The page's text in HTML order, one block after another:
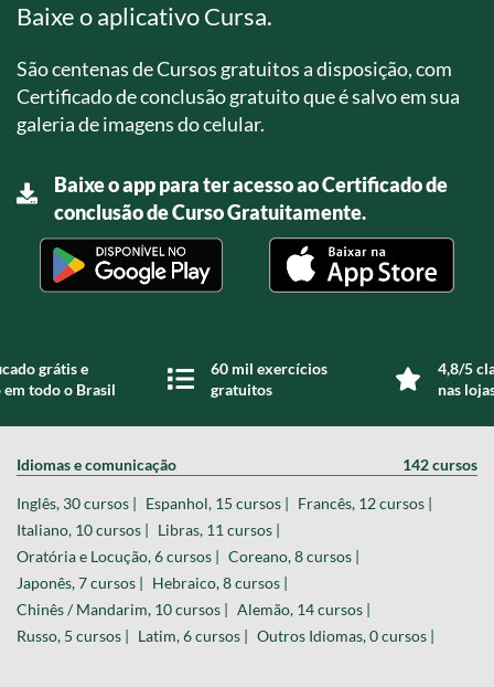
Baixe o aplicativo Cursa.
São centenas de Cursos gratuitos a disposição, com
Certificado de conclusão gratuito que é salvo em sua
galeria de imagens do celular.
Baixe o app para ter acesso ao Certificado de
conclusão de Curso Gratuitamente.
grátis e
todo o Brasil
60 mil exercícios
gratuitos
4,8/5
nas
Idiomas e comunicação 142 cursos
Inglês, 30 cursos | Espanhol, 15 cursos | Francês, 12 cursos |
Italiano, 10 cursos | Libras, 11 cursos |
Oratória e Locução, 6 cursos | Coreano, 8 cursos |
Japonês, 7 cursos | Hebraico, 8 cursos |
Chinês / Mandarim, 10 cursos | Alemão, 14 cursos |
Russo, 5 cursos | Latim, 6 cursos | Outros Idiomas, 0 cursos |